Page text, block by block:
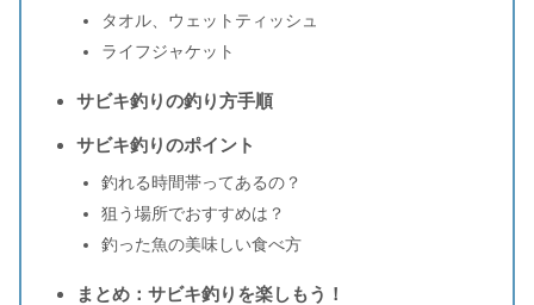
タオル、ウェットティッシュ
ライフジャケット
サビキ釣りの釣り方手順
サビキ釣りのポイント
釣れる時間帯ってあるの？
狙う場所でおすすめは？
釣った魚の美味しい食べ方
まとめ：サビキ釣りを楽しもう！